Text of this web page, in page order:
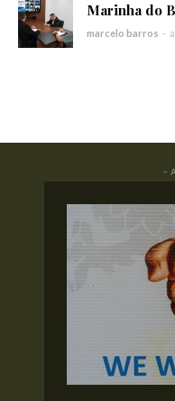
Marinha do
marcelo barros -
-